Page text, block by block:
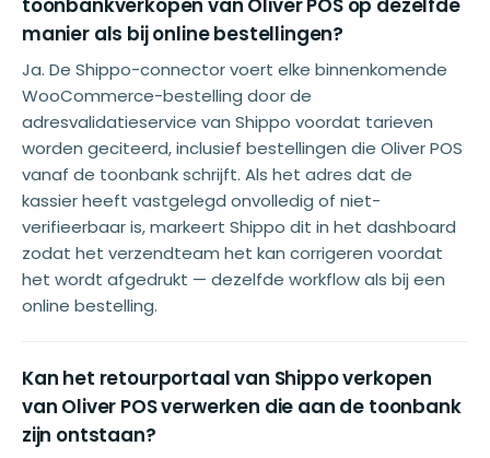
toonbankverkopen van Oliver POS op dezelfde
manier als bij online bestellingen?
Ja. De Shippo-connector voert elke binnenkomende
WooCommerce-bestelling door de
adresvalidatieservice van Shippo voordat tarieven
worden geciteerd, inclusief bestellingen die Oliver POS
vanaf de toonbank schrijft. Als het adres dat de
kassier heeft vastgelegd onvolledig of niet-
verifieerbaar is, markeert Shippo dit in het dashboard
zodat het verzendteam het kan corrigeren voordat
het wordt afgedrukt — dezelfde workflow als bij een
online bestelling.
Kan het retourportaal van Shippo verkopen
van Oliver POS verwerken die aan de toonbank
zijn ontstaan?